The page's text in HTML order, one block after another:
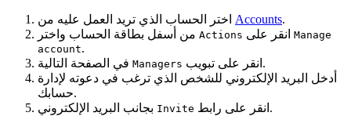
Accounts.
انقر على Actions
Manage
account.
انقر على تبويب Managers
في الصفحة التالية.
أدخل البريد الإلكتروني للشخص الذي ترغب في دعوته لإدارة
حسابك.
انقر على رابط Invite بجانب البريد الإلكتروني.